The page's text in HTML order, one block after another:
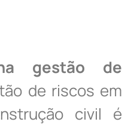
gestão de
de riscos em
civil é